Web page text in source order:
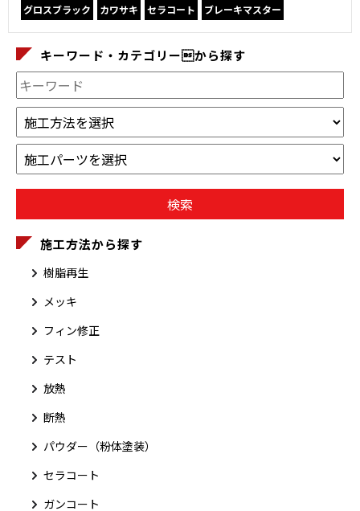
グロスブラック カワサキ セラコート ブレーキマスター
キーワード・カテゴリーから探す
施工方法から探す
樹脂再生
メッキ
フィン修正
テスト
放熱
断熱
パウダー（粉体塗装）
セラコート
ガンコート